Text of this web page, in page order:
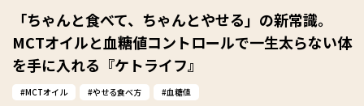
「ちゃんと食べて、ちゃんとやせる」の新常識。
MCTオイルと血糖値コントロールで一生太らない体
を手に入れる『ケトライフ』
MCTオイル やせる食べ方 血糖値